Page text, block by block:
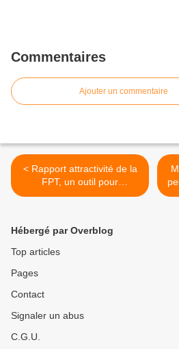
Commentaires
Ajouter un commentaire
< Rapport attractivité de la
FPT, un outil pour
poursuivre le
Territorial
Hébergé par Overblog
Top articles
Pages
Contact
Signaler un abus
C.G.U.